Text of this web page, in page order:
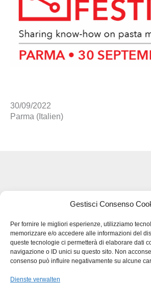
Gestisci Consenso
Per fornire le migliori esperienze, utilizziamo
memorizzare e/o accedere alle informazioni del
queste tecnologie ci permetterà di elaborare dati
navigazione o ID unici su questo sito. Non
consenso può influire negativamente su alcune
Dienste verwalten
30/09/2022
Parma (Italien)
Legal Terms and Privacy -
BMB SRL – VIA DEL
36034 MOLINA DI
TEL +39